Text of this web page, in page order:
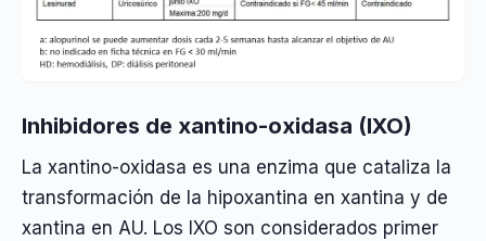
Inhibidores de xantino-oxidasa (IXO)
La xantino-oxidasa es una enzima que cataliza la
transformación de la hipoxantina en xantina y de
xantina en AU. Los IXO son considerados primer